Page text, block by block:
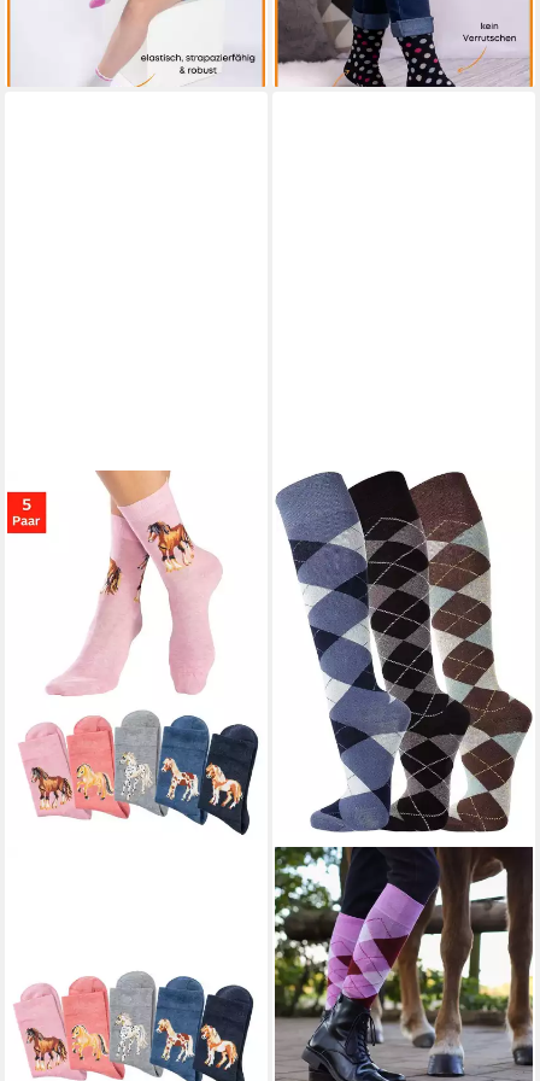
Baumwolle Kindersocken
(56269, 35-38) WP
54365
-20%